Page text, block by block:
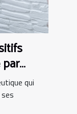
qui